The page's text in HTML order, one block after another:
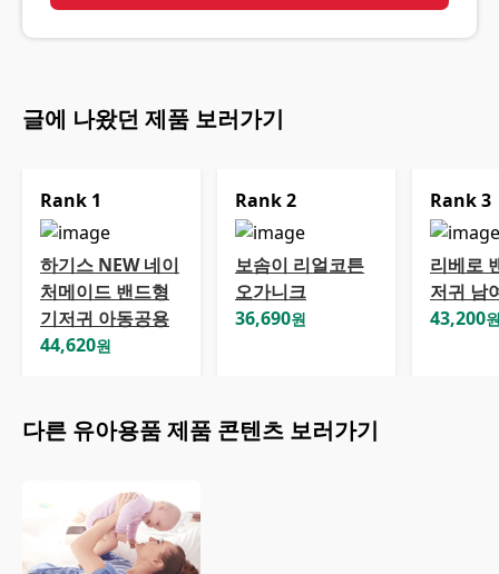
글에 나왔던 제품 보러가기
Rank 1
하기스 NEW 네이
처메이드 밴드형
기저귀 아동공용
44,620원
Rank2
보솜이 리얼코튼
오가니크
36,690원
Rank3
리베로
저귀 남
43,200
다른 유아용품제품 콘텐츠 보러가기